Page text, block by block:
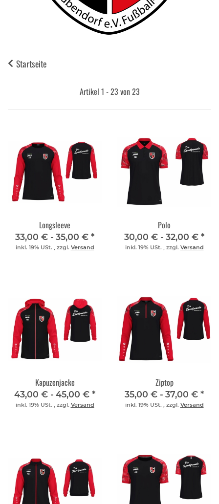
Startseite
Artikel 1 - 23 von 23
Longsleeve
33,00 € - 35,00 € *
inkl. 19% USt. , zzgl. Versand
Polo
30,00 € - 32,00 € *
inkl. 19% USt. , zzgl. Versand
Kapuzenjacke
43,00 € - 45,00 € *
inkl. 19% USt. , zzgl. Versand
Ziptop
35,00 € - 37,00 € *
inkl. 19% USt. , zzgl. Versand